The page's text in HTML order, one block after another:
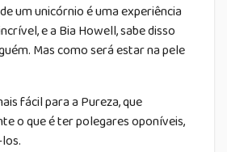
um unicórnio é uma experiência
e a Bia Howell, sabe disso
Mas como será estar na pele
fácil para a Pureza, que
o que é ter polegares oponíveis,